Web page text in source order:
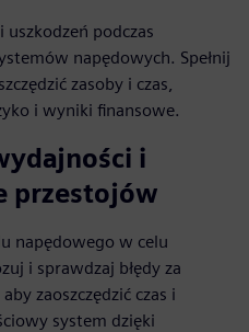
podczas
napędowych. Spełnij
zasoby i czas,
i wyniki finansowe.
i
przestojów
napędowego w celu
i sprawdzaj błędy za
zaoszczędzić czas i
system dzięki